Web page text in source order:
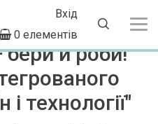
User
account
menu
Вхід
0 елементів
й роби!
технології"